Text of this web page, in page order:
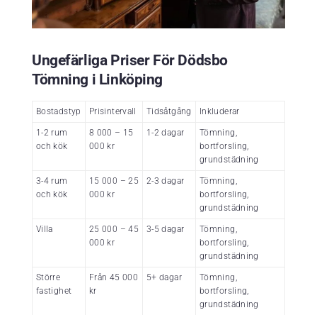
Ungefärliga Priser För Dödsbo
Tömning i Linköping
Bostadstyp Prisintervall Tidsåtgång Inkluderar
1-2 rum
och kök
8 000 – 15
000 kr
1-2 dagar
Tömning,
bortforsling,
grundstädning
3-4 rum
och kök
15 000 – 25
000 kr
2-3 dagar
Tömning,
bortforsling,
grundstädning
Villa
25 000 – 45
000 kr
3-5 dagar
Tömning,
bortforsling,
grundstädning
Större
fastighet
Från 45 000
kr
5+ dagar
Tömning,
bortforsling,
grundstädning